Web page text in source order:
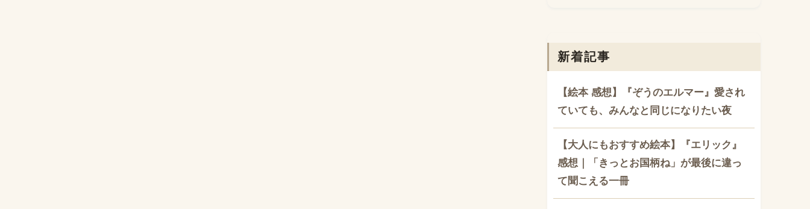
新着記事
【絵本 感想】『ぞうのエルマー』愛され
ていても、みんなと同じになりたい夜
【大人にもおすすめ絵本】『エリック』
感想｜「きっとお国柄ね」が最後に違っ
て聞こえる一冊